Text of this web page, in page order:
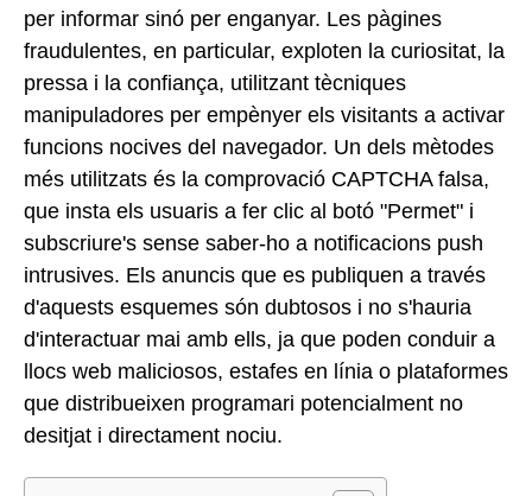
per informar sinó per enganyar. Les pàgines
fraudulentes, en particular, exploten la curiositat, la
pressa i la confiança, utilitzant tècniques
manipuladores per empènyer els visitants a activar
funcions nocives del navegador. Un dels mètodes
més utilitzats és la comprovació CAPTCHA falsa,
que insta els usuaris a fer clic al botó "Permet" i
subscriure's sense saber-ho a notificacions push
intrusives. Els anuncis que es publiquen a través
d'aquests esquemes són dubtosos i no s'hauria
d'interactuar mai amb ells, ja que poden conduir a
llocs web maliciosos, estafes en línia o plataformes
que distribueixen programari potencialment no
desitjat i directament nociu.